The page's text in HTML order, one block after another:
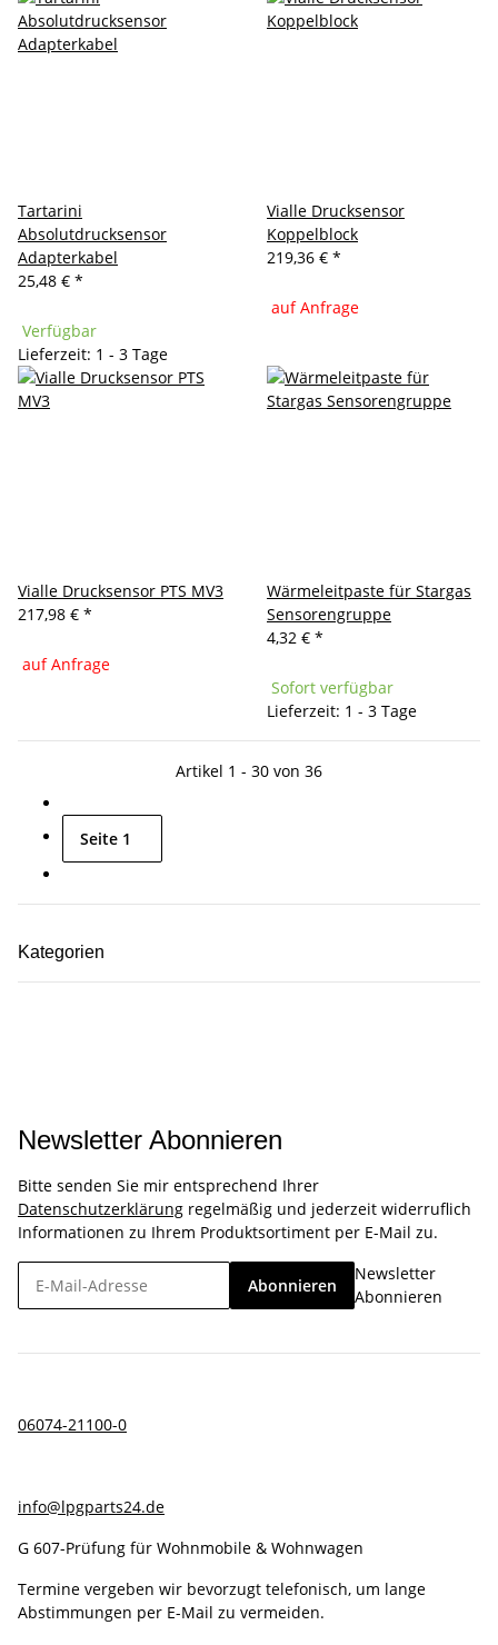
Tartarini
Absolutdrucksensor
Adapterkabel
25,48 € *
Verfügbar
Lieferzeit: 1 - 3 Tage
Vialle Drucksensor
Koppelblock
219,36 € *
auf Anfrage
Vialle Drucksensor PTS MV3
217,98 € *
auf Anfrage
Wärmeleitpaste für Stargas
Sensorengruppe
4,32 € *
Sofort verfügbar
Lieferzeit: 1 - 3 Tage
Artikel 1 - 30 von 36
Seite 1
Kategorien
Newsletter Abonnieren
Bitte senden Sie mir entsprechend Ihrer
Datenschutzerklärung regelmäßig und jederzeit widerruflich
Informationen zu Ihrem Produktsortiment per E-Mail zu.
Abonnieren
Newsletter
Abonnieren
06074-21100-0
info@lpgparts24.de
G 607-Prüfung für Wohnmobile & Wohnwagen
Termine vergeben wir bevorzugt telefonisch, um lange
Abstimmungen per E-Mail zu vermeiden.